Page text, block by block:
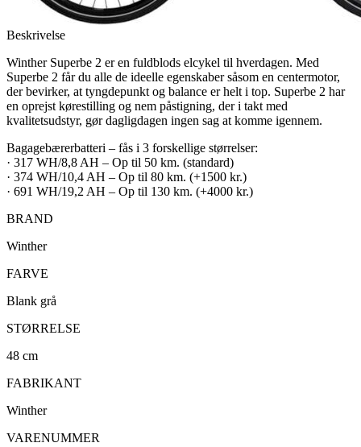
Beskrivelse
Winther Superbe 2 er en fuldblods elcykel til hverdagen. Med
Superbe 2 får du alle de ideelle egenskaber såsom en centermotor,
der bevirker, at tyngdepunkt og balance er helt i top. Superbe 2 har
en oprejst kørestilling og nem påstigning, der i takt med
kvalitetsudstyr, gør dagligdagen ingen sag at komme igennem.
Bagagebærerbatteri – fås i 3 forskellige størrelser:
· 317 WH/8,8 AH – Op til 50 km. (standard)
· 374 WH/10,4 AH – Op til 80 km. (+1500 kr.)
· 691 WH/19,2 AH – Op til 130 km. (+4000 kr.)
BRAND
Winther
FARVE
Blank grå
STØRRELSE
48 cm
FABRIKANT
Winther
VARENUMMER